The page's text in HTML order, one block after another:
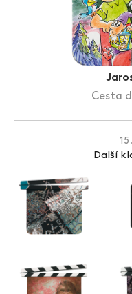
Aktuality
Zlín Film Festival
Cesta
Další